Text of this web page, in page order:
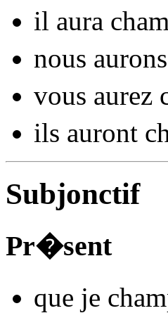
il aura
nous
vous aurez
ils auront
Subjonctif
Pr�sent
que je